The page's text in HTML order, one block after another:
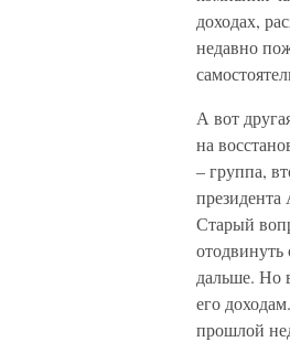
доходах,
недавно
А вот
на
– группа,
Старый
дальше. Но
его
прошлой